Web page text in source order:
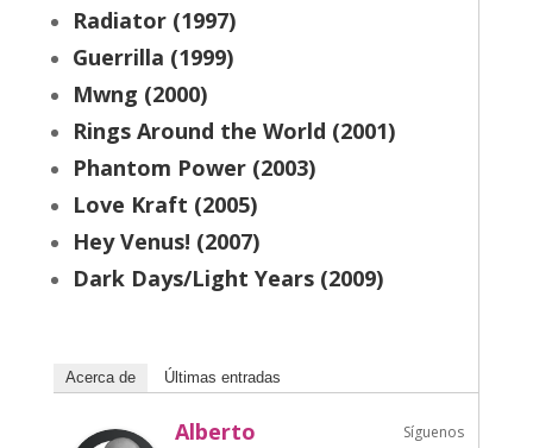
Radiator (1997)
Guerrilla (1999)
Mwng (2000)
Rings Around the World (2001)
Phantom Power (2003)
Love Kraft (2005)
Hey Venus! (2007)
Dark Days/Light Years (2009)
Acerca de Últimas entradas
Síguenos
Alberto